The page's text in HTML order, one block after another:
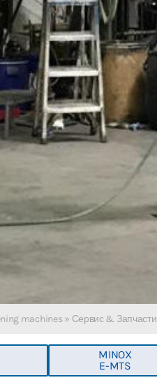
machines» Сервис & Запчасти
MINOX
E-MTS
Русский
Español
中文
Français
Türkçe